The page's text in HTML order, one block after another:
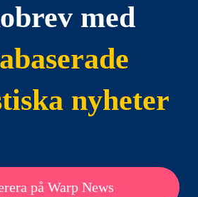
med
nyheter
på Warp News